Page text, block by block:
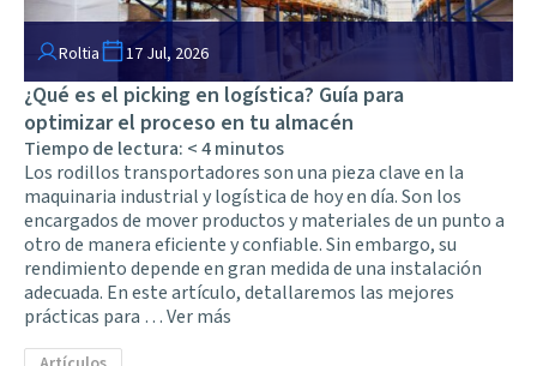
Roltia 17 Jul, 2026
¿Qué es el picking en logística? Guía para
optimizar el proceso en tu almacén
Tiempo de lectura: < 4minutos
Los rodillos transportadores son una pieza clave en la
maquinaria industrial y logística de hoy en día. Son los
encargados de mover productos y materiales de un punto a
otro de manera eficiente y confiable. Sin embargo, su
rendimiento depende en gran medida de una instalación
adecuada. En este artículo, detallaremos las mejores
prácticas para …Ver más